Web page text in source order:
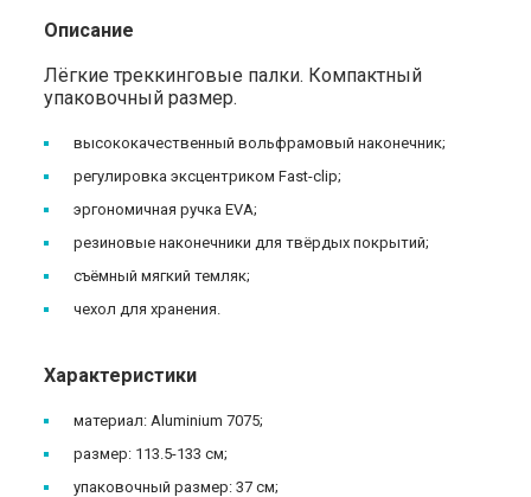
Описание
Лёгкие треккинговые палки. Компактный
упаковочный размер.
высококачественный вольфрамовый наконечник;
регулировка эксцентриком Fast-clip;
эргономичная ручка EVA;
резиновые наконечники для твёрдых покрытий;
съёмный мягкий темляк;
чехол для хранения.
Характеристики
материал: Aluminium 7075;
размер: 113.5-133 cм;
упаковочный размер: 37 см;